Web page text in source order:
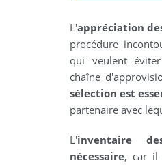
L'appréciation
procédure
qui veulent
chaîne
sélection est
partenaire avec
L'inventaire
nécessaire, car il